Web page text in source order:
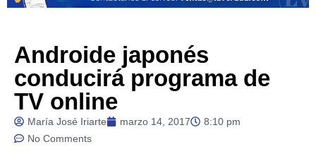
Androide japonés
conducirá programa de
TV online
María José Iriarte marzo 14, 2017
8:10 pm
No Comments